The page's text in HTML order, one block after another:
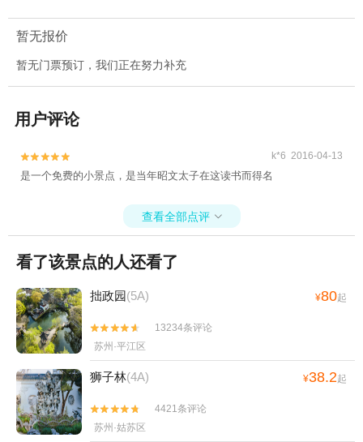
暂无报价
暂无门票预订，我们正在努力补充
用户评论

 k*6 2016-04-13
是一个免费的小景点，是当年昭文太子在这读书而得名
查看全部点评 
看了该景点的人还看了
拙政园(5A) ¥80起


13234条评论
苏州·平江区
狮子林(4A) ¥38.2起


4421条评论
苏州·姑苏区